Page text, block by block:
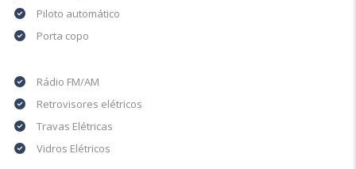
Piloto automático
Porta copo
Rádio FM/AM
Retrovisores elétricos
Travas Elétricas
Vidros Elétricos